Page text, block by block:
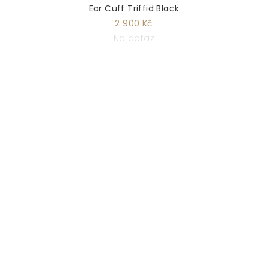
Ear Cuff Triffid Black
2 900 Kč
Na dotaz